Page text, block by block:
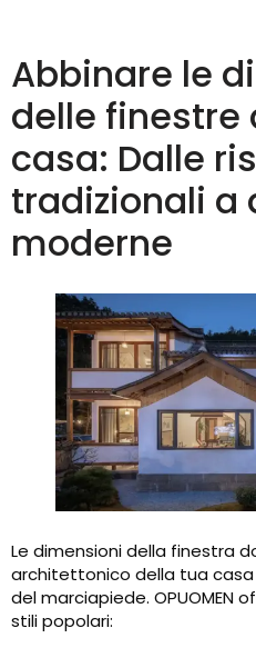
Abbinare le
delle finestre
casa: Dalle
tradizionali a
moderne
Le dimensioni della finestra
architettonico della tua
del marciapiede. OPUOMEN
stili popolari: